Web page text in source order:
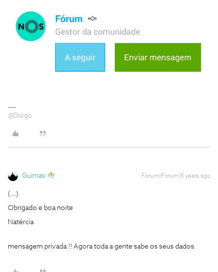
@Diogo
Guimas Forum|Forum|5 years ago
(...)
Obrigado e boa noite
Natércia
mensagem privada !! Agora toda a gente sabe os seus dados.